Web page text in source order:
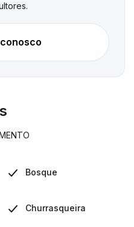
Bosque
Churrasqueira